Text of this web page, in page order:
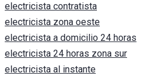
electricista contratista
electricista zona oeste
electricista a domicilio 24 horas
electricista 24 horas zona sur
electricista al instante